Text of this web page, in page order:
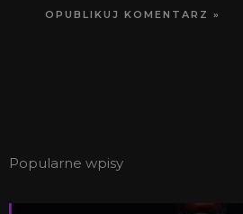
Popularne wpisy